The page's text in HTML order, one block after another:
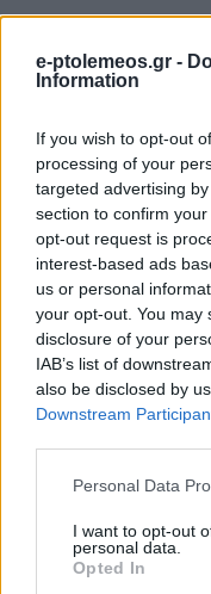
e-ptolemeos.gr -
Information
If you wish to opt-out
processing of your
targeted advertising
section to confirm
opt-out request is
interest-based ads
us or personal
your opt-out. You may
disclosure of your
IAB’s list of
also be disclosed by
Downstream
Please note that this
not limited to your
grant or deny consent
use your data for
Personal Data
I want to opt-out
personal data.
Opted In
ΕΛΛΆΔΑ
Πληρώνουν ΔΥΠΑ
e-ΕΦΚΑ πριν το
Ποιοι είναι οι
δικαιούχοι
9 Αυγούστου 2026,